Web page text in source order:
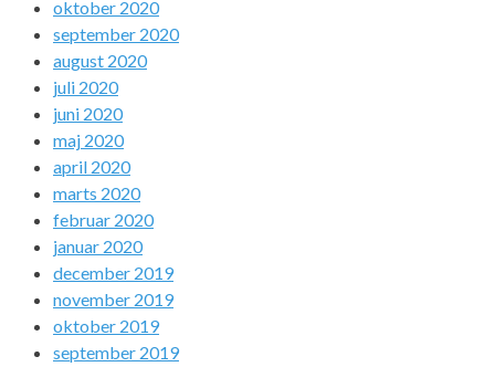
oktober 2020
september 2020
august 2020
juli 2020
juni 2020
maj 2020
april 2020
marts 2020
februar 2020
januar 2020
december 2019
november 2019
oktober 2019
september 2019